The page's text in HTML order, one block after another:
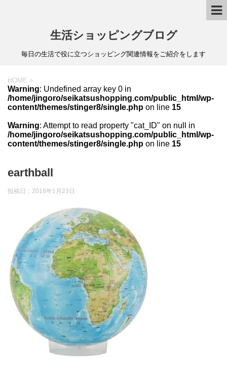
生活ショッピングブログ
毎日の生活で役に立つショッピング関連情報をご紹介をします
HOME >
Warning: Undefined array key 0 in
/home/jingoro/seikatsushopping.com/public_html/wp-
content/themes/stinger8/single.php on line 15
Warning: Attempt to read property "cat_ID" on null in
/home/jingoro/seikatsushopping.com/public_html/wp-
content/themes/stinger8/single.php on line 15
earthball
投稿日： 2018年1月23日